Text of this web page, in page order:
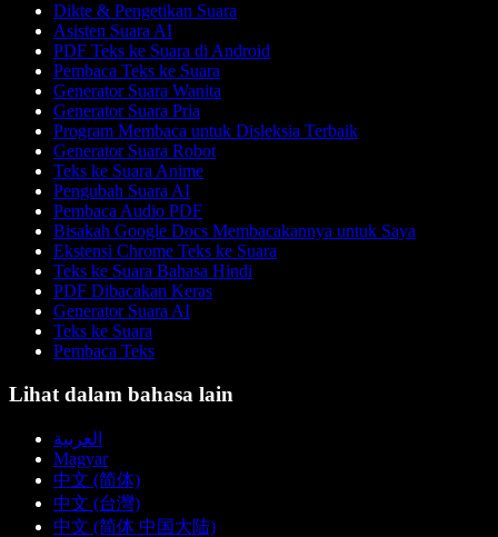
Dikte & Pengetikan Suara
Asisten Suara AI
PDF Teks ke Suara di Android
Pembaca Teks ke Suara
Generator Suara Wanita
Generator Suara Pria
Program Membaca untuk Disleksia Terbaik
Generator Suara Robot
Teks ke Suara Anime
Pengubah Suara AI
Pembaca Audio PDF
Bisakah Google Docs Membacakannya untuk Saya
Ekstensi Chrome Teks ke Suara
Teks ke Suara Bahasa Hindi
PDF Dibacakan Keras
Generator Suara AI
Teks ke Suara
Pembaca Teks
Lihat dalam bahasa lain
العربية
Magyar
中文 (简体)
中文 (台灣)
中文 (简体 中国大陆)